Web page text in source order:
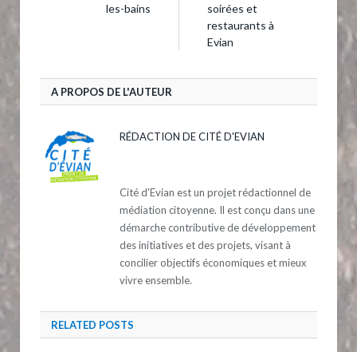
les-bains
soirées et
restaurants à
Evian
A PROPOS DE L'AUTEUR
RÉDACTION DE CITÉ D'EVIAN
Cité d'Evian est un projet rédactionnel de
médiation citoyenne. Il est conçu dans une
démarche contributive de développement
des initiatives et des projets, visant à
concilier objectifs économiques et mieux
vivre ensemble.
RELATED POSTS